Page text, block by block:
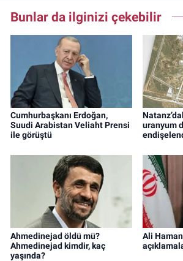
Bunlar da ilginizi çekebilir
Cumhurbaşkanı Erdoğan,
Suudi Arabistan Veliaht Prensi
ile görüştü
uranyum
Ahmedinejad öldü mü?
Ahmedinejad kimdir, kaç
yaşında?
Ali